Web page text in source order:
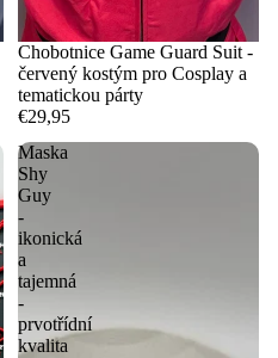
Chobotnice Game Guard Suit -
červený kostým pro Cosplay a
tematickou párty
€29,95
Maska
Shy
Guy
-
ikonická
a
tajemná
-
prvotřídní
kvalita